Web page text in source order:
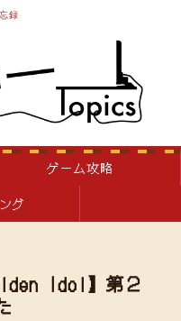
録
ゲーム攻略
グ
Idol】第２